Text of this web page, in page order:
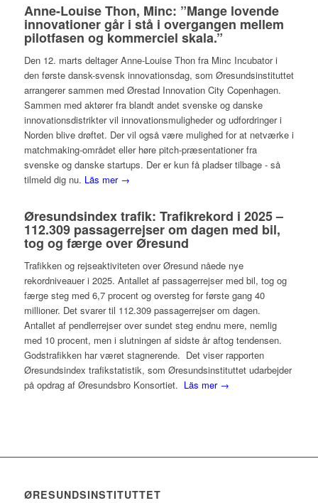
Anne-Louise Thon, Minc: ”Mange lovende
innovationer går i stå i overgangen mellem
pilotfasen og kommerciel skala.”
Den 12. marts deltager Anne-Louise Thon fra Minc Incubator i
den første dansk-svensk innovationsdag, som Øresundsinstituttet
arrangerer sammen med Ørestad Innovation City Copenhagen.
Sammen med aktører fra blandt andet svenske og danske
innovationsdistrikter vil innovationsmuligheder og udfordringer i
Norden blive drøftet. Der vil også være mulighed for at netværke i
matchmaking-området eller høre pitch-præsentationer fra
svenske og danske startups. Der er kun få pladser tilbage - så
tilmeld dig nu. Läs mer →
Øresundsindex trafik: Trafikrekord i 2025 –
112.309 passagerrejser om dagen med bil,
tog og færge over Øresund
Trafikken og rejseaktiviteten over Øresund nåede nye
rekordniveauer i 2025. Antallet af passagerrejser med bil, tog og
færge steg med 6,7 procent og oversteg for første gang 40
millioner. Det svarer til 112.309 passagerrejser om dagen.
Antallet af pendlerrejser over sundet steg endnu mere, nemlig
med 10 procent, men i slutningen af sidste år aftog tendensen.
Godstrafikken har været stagnerende. Det viser rapporten
Øresundsindex trafikstatistik, som Øresundsinstituttet udarbejder
på opdrag af Øresundsbro Konsortiet. Läs mer →
ØRESUNDSINSTITUTTET